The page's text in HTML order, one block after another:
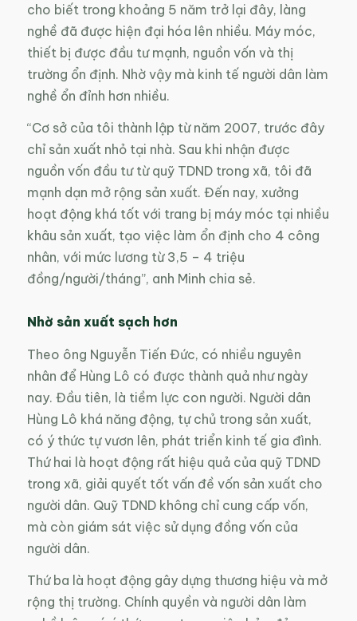
cho biết trong khoảng 5 năm trở lại đây, làng
nghề đã được hiện đại hóa lên nhiều. Máy móc,
thiết bị được đầu tư mạnh, nguồn vốn và thị
trường ổn định. Nhờ vậy mà kinh tế người dân làm
nghề ổn đỉnh hơn nhiều.
“Cơ sở của tôi thành lập từ năm 2007, trước đây
chỉ sản xuất nhỏ tại nhà. Sau khi nhận được
nguồn vốn đầu tư từ quỹ TDND trong xã, tôi đã
mạnh dạn mở rộng sản xuất. Đến nay, xưởng
hoạt động khá tốt với trang bị máy móc tại nhiều
khâu sản xuất, tạo việc làm ổn định cho 4 công
nhân, với mức lương từ 3,5 – 4 triệu
đồng/người/tháng”, anh Minh chia sẻ.
Nhờ sản xuất sạch hơn
Theo ông Nguyễn Tiến Đức, có nhiều nguyên
nhân để Hùng Lô có được thành quả như ngày
nay. Đầu tiên, là tiềm lực con người. Người dân
Hùng Lô khá năng động, tự chủ trong sản xuất,
có ý thức tự vươn lên, phát triển kinh tế gia đình.
Thứ hai là hoạt động rất hiệu quả của quỹ TDND
trong xã, giải quyết tốt vấn đề vốn sản xuất cho
người dân. Quỹ TDND không chỉ cung cấp vốn,
mà còn giám sát việc sử dụng đồng vốn của
người dân.
Thứ ba là hoạt động gây dựng thương hiệu và mở
rộng thị trường. Chính quyền và người dân làm